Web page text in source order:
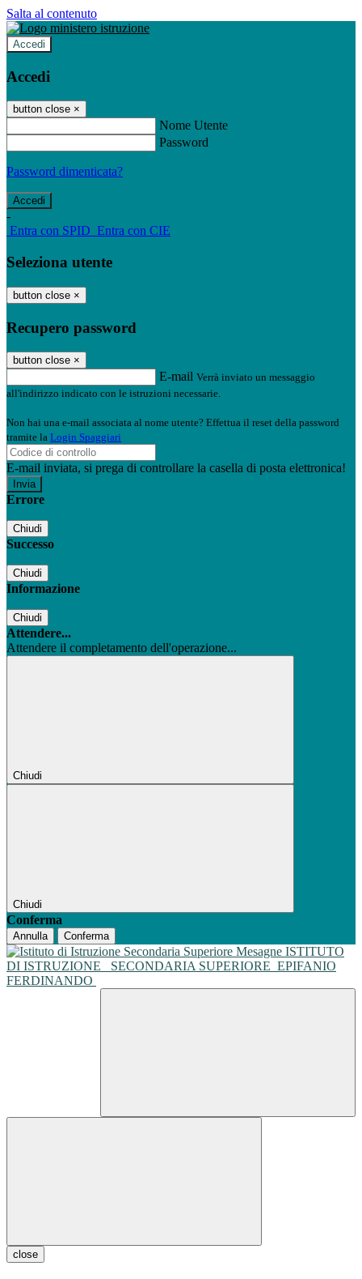
Salta al contenuto
Accedi
Accedi
button close ×
Nome Utente
Password
Password dimenticata?
-
Entra con SPID Entra con CIE
Seleziona utente
button close ×
Recupero password
button close ×
E-mail Verrà inviato un messaggio
all'indirizzo indicato con le istruzioni necessarie.
Non hai una e-mail associata al nome utente? Effettua il reset della password
tramite la Login Spaggiari
E-mail inviata, si prega di controllare la casella di posta elettronica!
Errore
Chiudi
Successo
Chiudi
Informazione
Chiudi
Attendere...
Attendere il completamento dell'operazione...
Chiudi
Chiudi
Conferma
Annulla Conferma
ISTITUTO
DI ISTRUZIONE
SECONDARIA SUPERIORE EPIFANIO
FERDINANDO
close